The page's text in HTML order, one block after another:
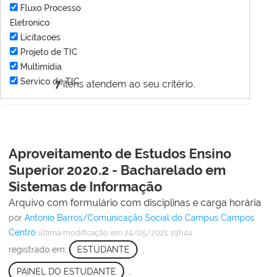
7itens atendem ao seu critério.
Fluxo Processo
Eletronico
Licitacoes
Projeto de TIC
Multimídia
Servico de TIC
Aproveitamento de Estudos Ensino
Superior 2020.2 - Bacharelado em
Sistemas de Informação
Arquivo com formulário com disciplinas e carga horária
por Antonio Barros/Comunicação Social do Campus Campos
Centro última modificação em 24/05/2021 19h44
registrado em: ESTUDANTE
PAINEL DO ESTUDANTE